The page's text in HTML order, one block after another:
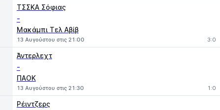
ΤΣΣΚΑ Σόφιας
-
Μακάμπι Τελ Αβίβ
13 Αυγούστου στις 21:00 3:0
Άντερλεχτ
-
ΠΑΟΚ
13 Αυγούστου στις 21:30 1:0
Ρέιντζερς